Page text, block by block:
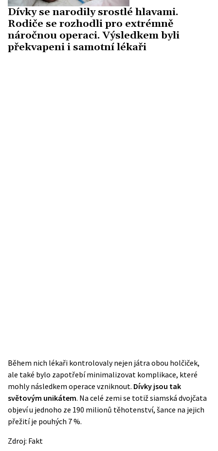
Dívky se narodily srostlé hlavami.
Rodiče se rozhodli pro extrémně
náročnou operaci. Výsledkem byli
překvapeni i samotní lékaři
Během nich lékaři kontrolovaly nejen játra obou holčiček,
ale také bylo zapotřebí minimalizovat komplikace, které
mohly následkem operace vzniknout. Dívky jsou tak
světovým unikátem. Na celé zemi se totiž siamská dvojčata
objeví u jednoho ze 190 milionů těhotenství, šance na jejich
přežití je pouhých 7 %.
Zdroj: Fakt